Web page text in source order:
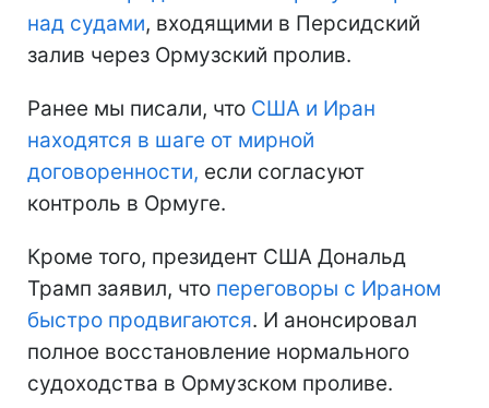
над судами, входящими в Персидский
залив через Ормузский пролив.
Ранее мы писали, что США и Иран
находятся в шаге от мирной
договоренности, если согласуют
контроль в Ормуге.
Кроме того, президент США Дональд
Трамп заявил, что переговоры с Ираном
быстро продвигаются. И анонсировал
полное восстановление нормального
судоходства в Ормузском проливе.